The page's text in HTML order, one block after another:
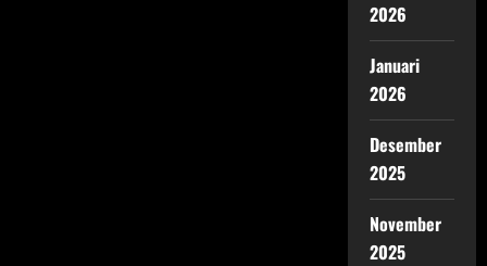
2026
Januari
2026
Desember
2025
November
2025